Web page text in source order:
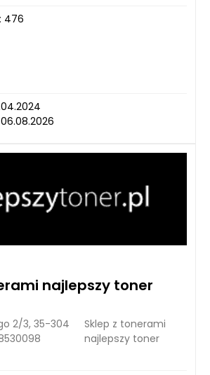
476
najlepszy toner
2/3, 35-304
Sklep z tonerami
najlepszy toner